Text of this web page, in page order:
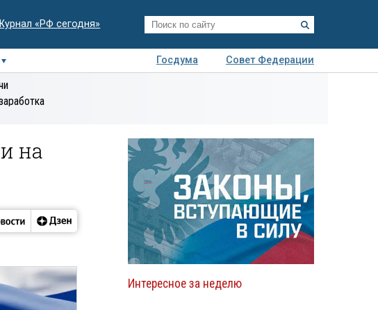
«РФ сегодня»
Госдума
Совет Федерации
на
Интересное за неделю